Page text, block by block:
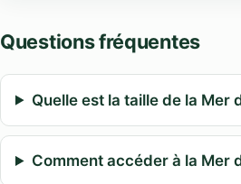
Questions fréquentes
Quelle est la taille de la Mer
Comment accéder à la Mer